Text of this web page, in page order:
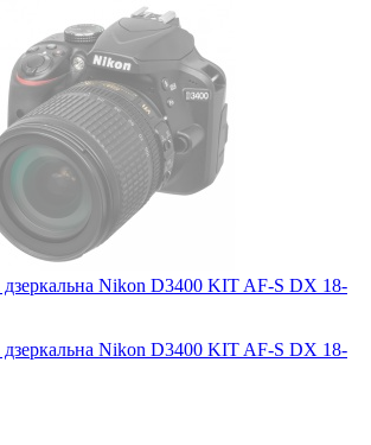
Nikon D3400 KIT AF-S DX 18-
Nikon D3400 KIT AF-S DX 18-